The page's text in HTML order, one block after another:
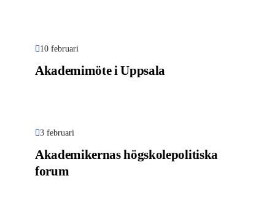
10 februari
Akademimöte i Uppsala
3 februari
Akademikernas högskolepolitiska
forum